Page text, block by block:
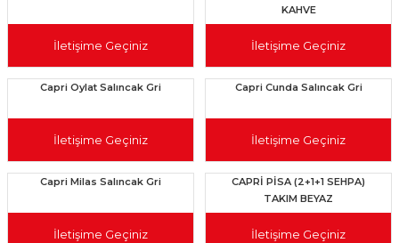
İletişime Geçiniz
KAHVE
İletişime Geçiniz
Capri Oylat Salıncak Gri
İletişime Geçiniz
Capri Cunda Salıncak Gri
İletişime Geçiniz
Capri Milas Salıncak Gri
İletişime Geçiniz
CAPRİ PİSA (2+1+1 SEHPA)
TAKIM BEYAZ
İletişime Geçiniz